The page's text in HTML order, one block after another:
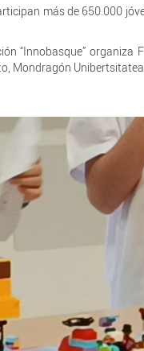
más de 650.000
“Innobasque” organiza
Mondragón